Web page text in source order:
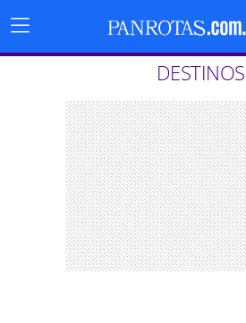
Menu
Principal
DESTINOS